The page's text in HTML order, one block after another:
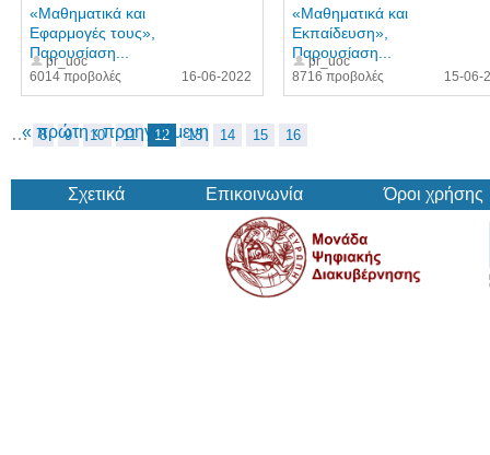
6014 προβολές
«Μαθηματικά και
Εφαρμογές τους»,
Παρουσίαση...
pr_uoc
16-06-2022
8716 προβολές
«Μαθηματικά και
Εκπαίδευση»,
Παρουσίαση...
pr_uoc
15-06-
« πρώτη ‹ προηγούμενη
… 8 9 10 11 12 13 14 15 16
Σχετικά Επικοινωνία Όροι χρήσης